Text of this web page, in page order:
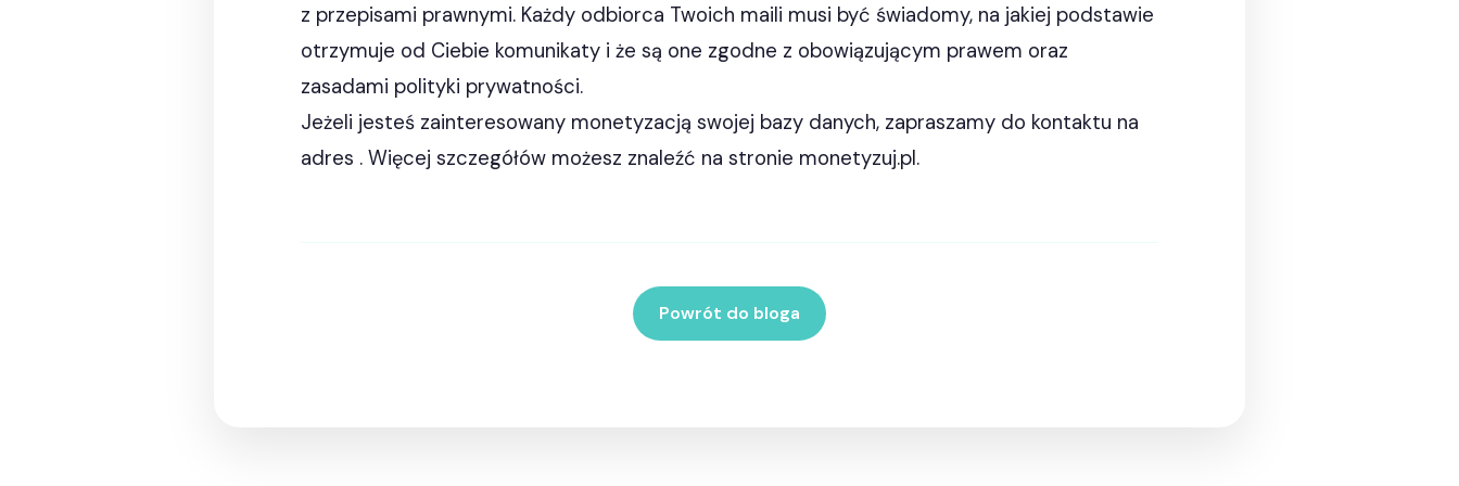
z przepisami prawnymi. Każdy odbiorca Twoich maili musi być świadomy, na jakiej podstawie
otrzymuje od Ciebie komunikaty i że są one zgodne z obowiązującym prawem oraz
zasadami polityki prywatności.
Jeżeli jesteś zainteresowany monetyzacją swojej bazy danych, zapraszamy do kontaktu na
adres . Więcej szczegółów możesz znaleźć na stronie monetyzuj.pl.
Powrót do bloga